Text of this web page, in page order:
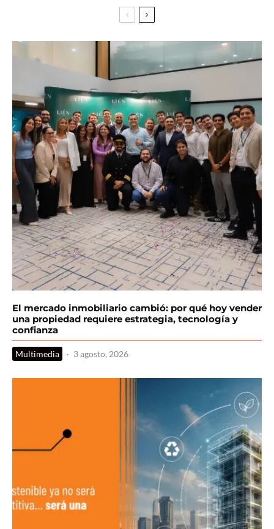
El mercado inmobiliario cambió: por qué hoy vender
una propiedad requiere estrategia, tecnología y
confianza
Multimedia · 3 agosto, 2026